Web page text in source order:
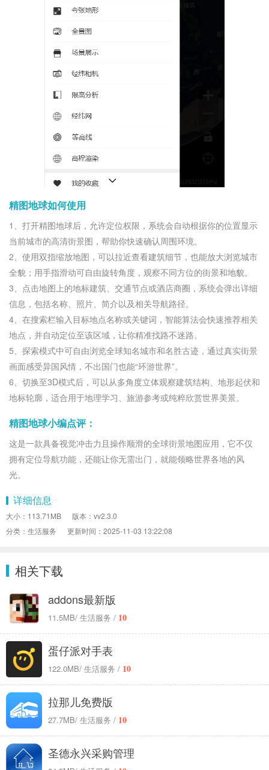
精图地球如何使用
1、打开精图地球后，允许定位权限，系统会自动根据你的位置显示
当前城市的高清街景图，帮助你快速确认周围环境。
2、使用双指缩放地图，可以拉近查看建筑细节，也能放大浏览城市
全貌；用手指滑动可自由旋转角度，观察不同方位的街景和地貌。
3、点击地图上的地标建筑、交通节点或酒店商圈，系统会弹出详细
信息，包括名称、照片、简介以及相关导航路径。
4、在搜索栏输入目标地点名称或关键词，智能算法会快速推荐相关
地点，并自动定位至该区域，让你精准找路不迷路。
5、探索模式中可自由浏览全球知名城市和名胜古迹，通过真实街景
画面感受异国风情，不出国门也能“环游世界”。
6、切换至3D模式后，可以从多角度立体观察建筑结构、地形起伏和
地标轮廓，适合用于地理学习、旅游参考或纯粹欣赏世界美景。
精图地球小编点评：
这是一款具备视觉冲击力且操作顺滑的全球街景地图应用，它不仅
拥有定位导航功能，还能让你无需出门，就能领略世界各地的风
光。
详细信息
大小：113.71MB
版本：vv2.3.0
分类：生活服务
更新时间：2025-11-03 13:22:08
相关下载
addons最新版
11.5MB/ 生活服务 / 10
蛋仔派对手表
122.0MB/ 生活服务 / 10
拉那儿免费版
27.7MB/ 生活服务 / 10
圣德永兴采购管理